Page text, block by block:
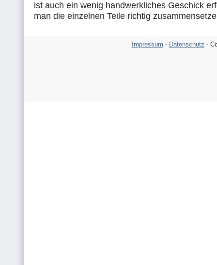
ist auch ein wenig handwerkliches Geschick
man die einzelnen Teile richtig
Impressum - Datenschutz -